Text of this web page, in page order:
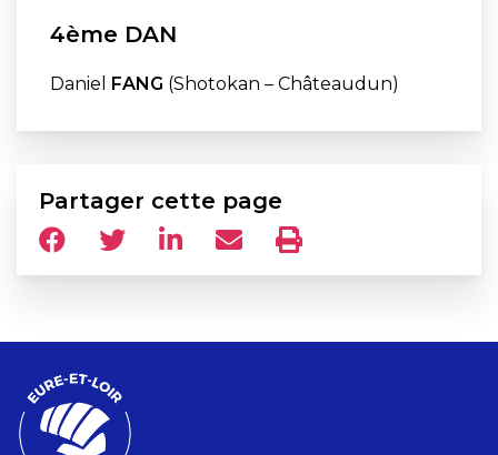
4ème DAN
Daniel FANG (Shotokan – Châteaudun)
Partager cette page